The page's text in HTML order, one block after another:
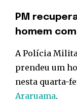
PM
homem
A Polícia
prendeu um
nesta quarta-
Araruama.